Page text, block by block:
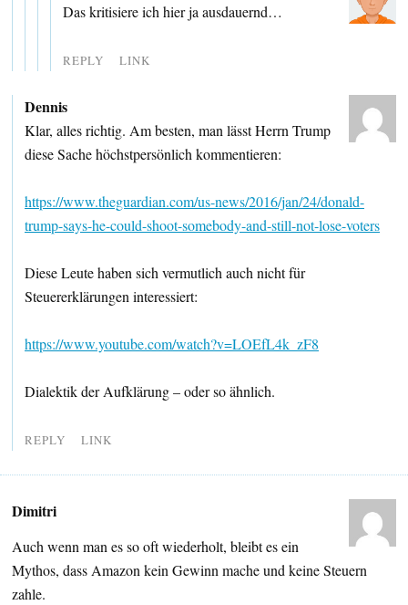
Das kritisiere ich hier ja ausdauernd…
REPLY LINK
Dennis
Klar, alles richtig. Am besten, man lässt Herrn Trump
diese Sache höchstpersönlich kommentieren:
https://www.theguardian.com/us-news/2016/jan/24/donald-
trump-says-he-could-shoot-somebody-and-still-not-lose-voters
Diese Leute haben sich vermutlich auch nicht für
Steuererklärungen interessiert:
https://www.youtube.com/watch?v=LOEfL4k_zF8
Dialektik der Aufklärung – oder so ähnlich.
REPLY LINK
Dimitri
Auch wenn man es so oft wiederholt, bleibt es ein
Mythos, dass Amazon kein Gewinn mache und keine Steuern
zahle.